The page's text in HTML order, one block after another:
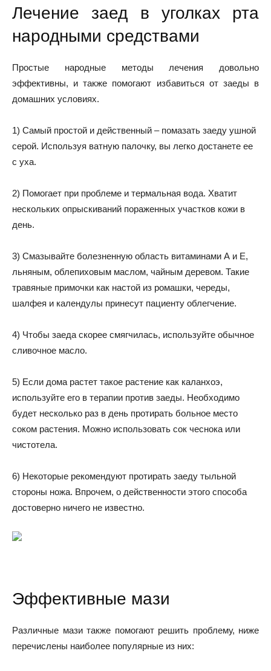
Лечение заед в уголках рта
народными средствами
Простые народные методы лечения довольно
эффективны, и также помогают избавиться от заеды в
домашних условиях.
1) Самый простой и действенный – помазать заеду ушной
серой. Используя ватную палочку, вы легко достанете ее
с уха.
2) Помогает при проблеме и термальная вода. Хватит
нескольких опрыскиваний пораженных участков кожи в
день.
3) Смазывайте болезненную область витаминами А и Е,
льняным, облепиховым маслом, чайным деревом. Такие
травяные примочки как настой из ромашки, череды,
шалфея и календулы принесут пациенту облегчение.
4) Чтобы заеда скорее смягчилась, используйте обычное
сливочное масло.
5) Если дома растет такое растение как каланхоэ,
используйте его в терапии против заеды. Необходимо
будет несколько раз в день протирать больное место
соком растения. Можно использовать сок чеснока или
чистотела.
6) Некоторые рекомендуют протирать заеду тыльной
стороны ножа. Впрочем, о действенности этого способа
достоверно ничего не известно.
Эффективные мази
Различные мази также помогают решить проблему, ниже
перечислены наиболее популярные из них: